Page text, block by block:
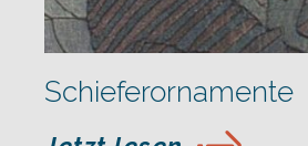
Schieferornamente